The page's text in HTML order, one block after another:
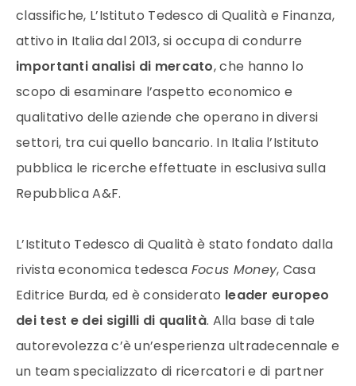
classifiche, L’Istituto Tedesco di Qualità e Finanza,
attivo in Italia dal 2013, si occupa di condurre
importanti analisi di mercato, che hanno lo
scopo di esaminare l’aspetto economico e
qualitativo delle aziende che operano in diversi
settori, tra cui quello bancario. In Italia l’Istituto
pubblica le ricerche effettuate in esclusiva sulla
Repubblica A&F.
L’Istituto Tedesco di Qualità è stato fondato dalla
rivista economica tedesca Focus Money, Casa
Editrice Burda, ed è considerato leader europeo
dei test e dei sigilli di qualità. Alla base di tale
autorevolezza c’è un’esperienza ultradecennale e
un team specializzato di ricercatori e di partner